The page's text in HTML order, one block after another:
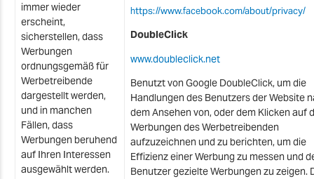
immer wieder
erscheint,
sicherstellen, dass
Werbungen
ordnungsgemäß für
Werbetreibende
dargestellt werden,
und in manchen
Fällen, dass
Werbungen beruhend
auf Ihren Interessen
ausgewählt werden.
https://www.facebook.com/about/privacy/
DoubleClick
www.doubleclick.net
Benutzt von Google DoubleClick, um die
Handlungen des Benutzers der Website
dem Ansehen von, oder dem Klicken auf
Werbungen des Werbetreibenden
aufzuzeichnen und zu berichten, um die
Effizienz einer Werbung zu messen und
Benutzer gezielte Werbungen zu zeigen.